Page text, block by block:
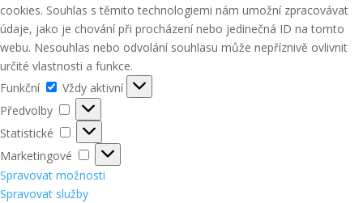
cookies. Souhlas s těmito technologiemi nám umožní zpracovávat
údaje, jako je chování při procházení nebo jedinečná ID na tomto
webu. Nesouhlas nebo odvolání souhlasu může nepříznivě ovlivnit
určité vlastnosti a funkce.
Funkční
Funkční
Vždy aktivní
Předvolby
Předvolby
Statistické
Statistické
Marketingové
Marketingové
Spravovat možnosti
Spravovat služby